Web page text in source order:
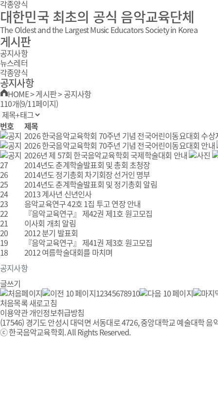
각종양식
대한민국 최초의 공식 음악교육단체
The Oldest and the Largest Music Educators Society in Korea
게시판
공지사항
뉴스레터
각종양식
공지사항
HOME>게시판>공지사항
110개(9/11페이지)
공지사항
번호
제목
2026 한국음악교육학회 70주년 기념 전국어린이동요대회 수상
2026 한국음악교육학회 70주년 기념 전국어린이동요대회 안내
2026년 제 57회 한국음악교육학회 국제학술대회 안내
27
2014년도 춘계학술발표회 및 총회 초청장
26
2014년도 정기총회 차기회장 선거인 명부
25
2014년도 춘계학술발표회 및 정기총회 알림
24
2013 계사년 신년인사
23
음악교육연구 42호 1집 투고 연장 안내
22
『음악교육연구』 제42권 제1호 원고모집
21
이사회 개최 알림
20
2012 분기 발표회
19
『음악교육연구』 제41권 제3호 원고모집
18
2012 여름학술대회를 마치며
글쓰기
12345678910
처음목록새로고침
이용약관개인정보취급방침
(17546) 경기도 안성시 대덕면 서동대로 4726, 중앙대학교 예술대학 음
ⓒ 한국음악교육학회. All Rights Reserved.